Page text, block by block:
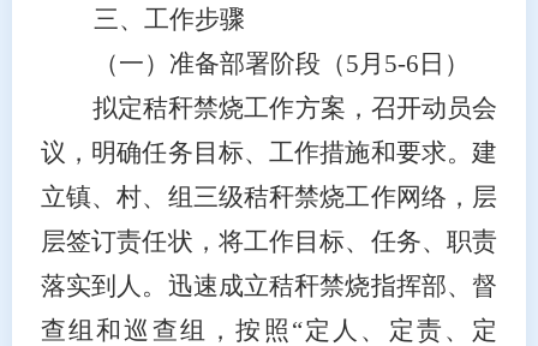
三、工作步骤
（一）准备部署阶段 （5月 5-6 日）
拟定秸秆禁烧工作方案，召开动员会
议，明确任务目标、工作措施和要求。建
立镇、村、组三级秸秆禁烧工作网络， 层
层签订责任状， 将工作目标、任务、职责
落实到 人 。迅速成立秸秆禁烧指挥部、督
查组和巡查组，按照 “定人、定责、定